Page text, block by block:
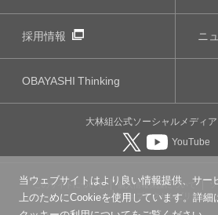
当ウェブサイトはより良い情報提供、サー
上のためにCookieを使用しています。詳細
採用情報 ニ
OBAYASHIThinking
大林組公式ソーシャルメディア
YouTube
このサイトについて 個人情報保護について
ウェブアクセシビリティに